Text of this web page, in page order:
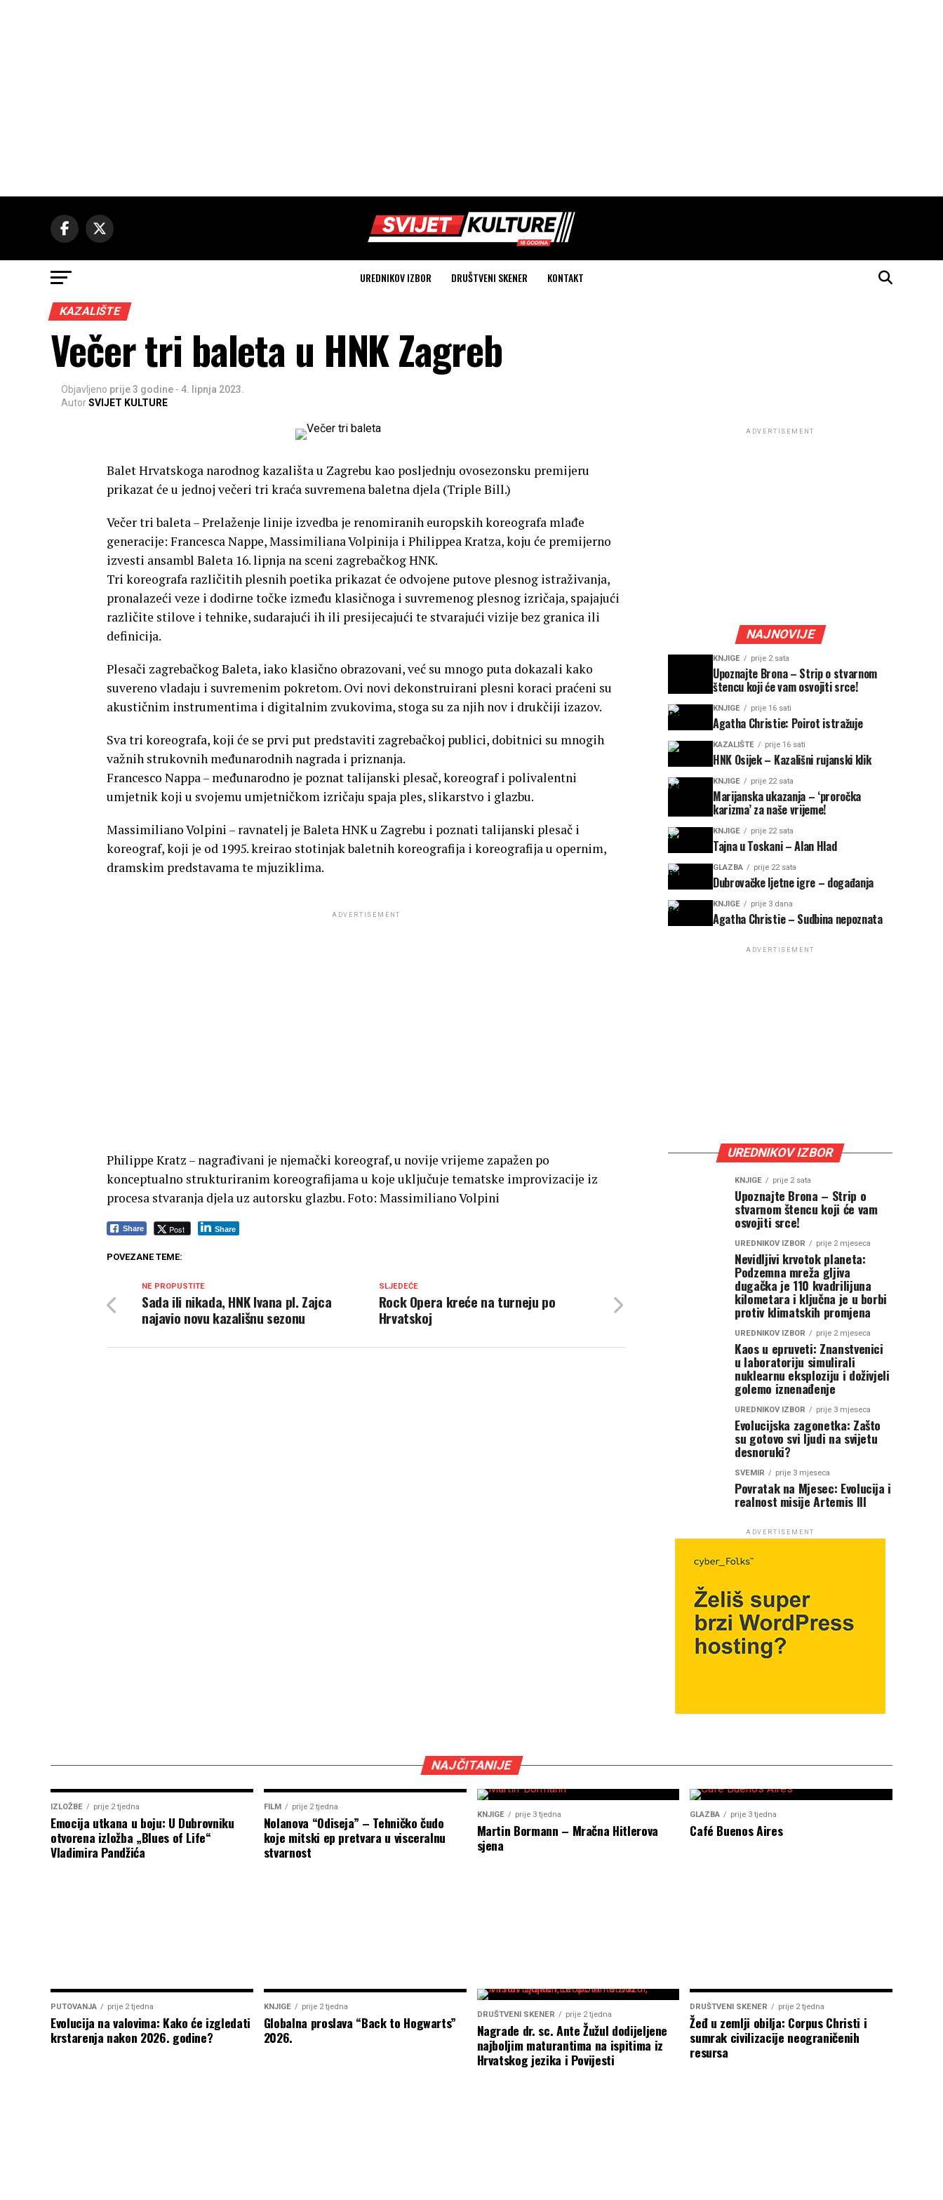
UREDNIKOV IZBOR DRUŠTVENI SKENER KONTAKT
KAZALIŠTE
Večer tri baleta u HNK Zagreb
Objavljeno prije 3 godine - 4. lipnja 2023.
AutorSVIJET KULTURE
Balet Hrvatskoga narodnog kazališta u Zagrebu kao posljednju ovosezonsku premijeru
prikazat će u jednoj večeri tri kraća suvremena baletna djela (Triple Bill.)
Večer tri baleta – Prelaženje linije izvedba je renomiranih europskih koreografa mlađe
generacije: Francesca Nappe, Massimiliana Volpinija i Philippea Kratza, koju će premijerno
izvesti ansambl Baleta 16. lipnja na sceni zagrebačkog HNK.
Tri koreografa različitih plesnih poetika prikazat će odvojene putove plesnog istraživanja,
pronalazeći veze i dodirne točke između klasičnoga i suvremenog plesnog izričaja, spajajući
različite stilove i tehnike, sudarajući ih ili presijecajući te stvarajući vizije bez granica ili
definicija.
Plesači zagrebačkog Baleta, iako klasično obrazovani, već su mnogo puta dokazali kako
suvereno vladaju i suvremenim pokretom. Ovi novi dekonstruirani plesni koraci praćeni su
akustičnim instrumentima i digitalnim zvukovima, stoga su za njih nov i drukčiji izazov.
Sva tri koreografa, koji će se prvi put predstaviti zagrebačkoj publici, dobitnici su mnogih
važnih strukovnih međunarodnih nagrada i priznanja.
Francesco Nappa – međunarodno je poznat talijanski plesač, koreograf i polivalentni
umjetnik koji u svojemu umjetničkom izričaju spaja ples, slikarstvo i glazbu.
Massimiliano Volpini – ravnatelj je Baleta HNK u Zagrebu i poznati talijanski plesač i
koreograf, koji je od 1995. kreirao stotinjak baletnih koreografija i koreografija u opernim,
dramskim predstavama te mjuziklima.
ADVERTISEMENT
Philippe Kratz – nagrađivani je njemački koreograf, u novije vrijeme zapažen po
konceptualno strukturiranim koreografijama u koje uključuje tematske improvizacije iz
procesa stvaranja djela uz autorsku glazbu. Foto: Massimiliano Volpini
Share Post Share
POVEZANE TEME:
SLJEDEĆE
Rock Opera kreće na turneju po
Hrvatskoj
NE PROPUSTITE
Sada ili nikada, HNK Ivana pl. Zajca
najavio novu kazališnu sezonu
ADVERTISEMENT
NAJNOVIJE
KNJIGE prije 2 sata
Upoznajte Brona – Strip o stvarnom
štencu koji će vam osvojiti srce!
KNJIGE prije 16 sati
Agatha Christie: Poirot istražuje
KAZALIŠTE prije 16 sati
HNK Osijek – Kazališni rujanski klik
KNJIGE prije 22 sata
Marijanska ukazanja – ‘proročka
karizma’ za naše vrijeme!
KNJIGE prije 22 sata
Tajna u Toskani – Alan Hlad
GLAZBA prije 22 sata
Dubrovačke ljetne igre – događanja
KNJIGE prije 3 dana
Agatha Christie – Sudbina nepoznata
ADVERTISEMENT
UREDNIKOV IZBOR
KNJIGE prije 2 sata
Upoznajte Brona – Strip o
stvarnom štencu koji će vam
osvojiti srce!
UREDNIKOV IZBOR prije 2 mjeseca
Nevidljivi krvotok planeta:
Podzemna mreža gljiva
dugačka je 110 kvadrilijuna
kilometara i ključna je u borbi
protiv klimatskih promjena
UREDNIKOV IZBOR prije 2 mjeseca
Kaos u epruveti: Znanstvenici
u laboratoriju simulirali
nuklearnu eksploziju i doživjeli
golemo iznenađenje
UREDNIKOV IZBOR prije 3 mjeseca
Evolucijska zagonetka: Zašto
su gotovo svi ljudi na svijetu
desnoruki?
SVEMIR prije 3 mjeseca
Povratak na Mjesec: Evolucija i
realnost misije Artemis III
ADVERTISEMENT
NAJČITANIJE
IZLOŽBE prije 2 tjedna
Emocija utkana u boju: U Dubrovniku
otvorena izložba „Blues of Life“
Vladimira Pandžića
FILM prije 2 tjedna
Nolanova “Odiseja” – Tehničko čudo
koje mitski ep pretvara u visceralnu
stvarnost
KNJIGE prije 3 tjedna
Martin Bormann – Mračna Hitlerova
sjena
GLAZBA prije 3 tjedna
Café Buenos Aires
PUTOVANJA prije 2 tjedna
Evolucija na valovima: Kako će izgledati
krstarenja nakon 2026. godine?
KNJIGE prije 2 tjedna
Globalna proslava “Back to Hogwarts”
2026.
DRUŠTVENI SKENER prije 2 tjedna
Nagrade dr. sc. Ante Žužul dodijeljene
najboljim maturantima na ispitima iz
Hrvatskog jezika i Povijesti
DRUŠTVENI SKENER prije 2 tjedna
Žeđ u zemlji obilja: Corpus Christi i
sumrak civilizacije neograničenih
resursa